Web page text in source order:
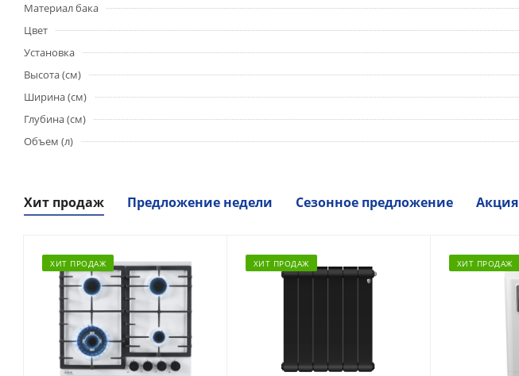
Материал бака
Цвет
Установка
Высота (см)
Ширина (см)
Глубина (см)
Объем (л)
Хит продаж Предложение недели Сезонное предложение Акция
ХИТ ПРОДАЖ ХИТ ПРОДАЖ ХИТ ПРОДАЖ